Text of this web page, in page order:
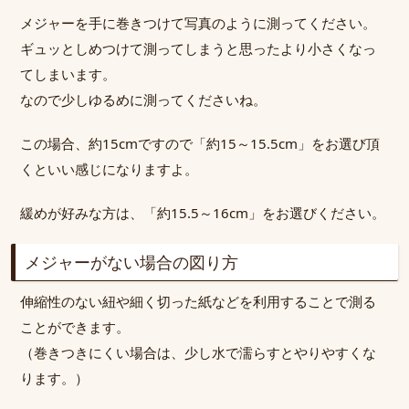
メジャーを手に巻きつけて写真のように測ってください。
ギュッとしめつけて測ってしまうと思ったより小さくなっ
てしまいます。
なので少しゆるめに測ってくださいね。
この場合、約15cmですので「約15～15.5cm」をお選び頂
くといい感じになりますよ。
緩めが好みな方は、「約15.5～16cm」をお選びください。
メジャーがない場合の図り方
伸縮性のない紐や細く切った紙などを利用することで測る
ことができます。
（巻きつきにくい場合は、少し水で濡らすとやりやすくな
ります。）